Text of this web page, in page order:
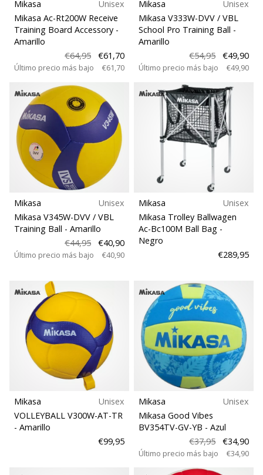
Mikasa
Unisex
Mikasa Ac-Rt200W Receive
Training Board Accessory -
Amarillo
€64,95
€61,70
Último precio más bajo €61,70
Mikasa
Unisex
Mikasa V333W-DVV / VBL
School Pro Training Ball -
Amarillo
€54,95
€49,90
Último precio más bajo €49,90
Mikasa
Unisex
Mikasa V345W-DVV / VBL
Training Ball - Amarillo
€44,95
€40,90
Último precio más bajo €40,90
Mikasa
Unisex
Mikasa Trolley Ballwagen
Ac-Bc100M Ball Bag -
Negro
€289,95
Mikasa
Unisex
VOLLEYBALL V300W-AT-TR
- Amarillo
€99,95
Mikasa
Unisex
Mikasa Good Vibes
BV354TV-GV-YB - Azul
€37,95
€34,90
Último precio más bajo €34,90